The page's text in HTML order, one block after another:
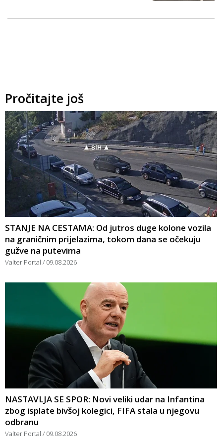
Pročitajte još
STANJE NA CESTAMA: Od jutros duge kolone vozila
na graničnim prijelazima, tokom dana se očekuju
gužve na putevima
Valter Portal 09.08.2026
NASTAVLJA SE SPOR: Novi veliki udar na Infantina
zbog isplate bivšoj kolegici, FIFA stala u njegovu
odbranu
Valter Portal 09.08.2026